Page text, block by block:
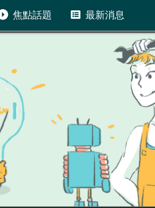
焦點話題 最新消息